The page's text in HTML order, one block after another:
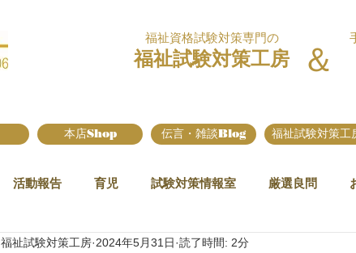
福祉資格試験対策専門の
福祉試験対策工房 ＆
本店Shop 伝言・雑談Blog 福祉試験対策工
活動報告 育児 試験対策情報室 厳選良問
福祉試験対策工房 2024年5月31日 読了時間: 2分